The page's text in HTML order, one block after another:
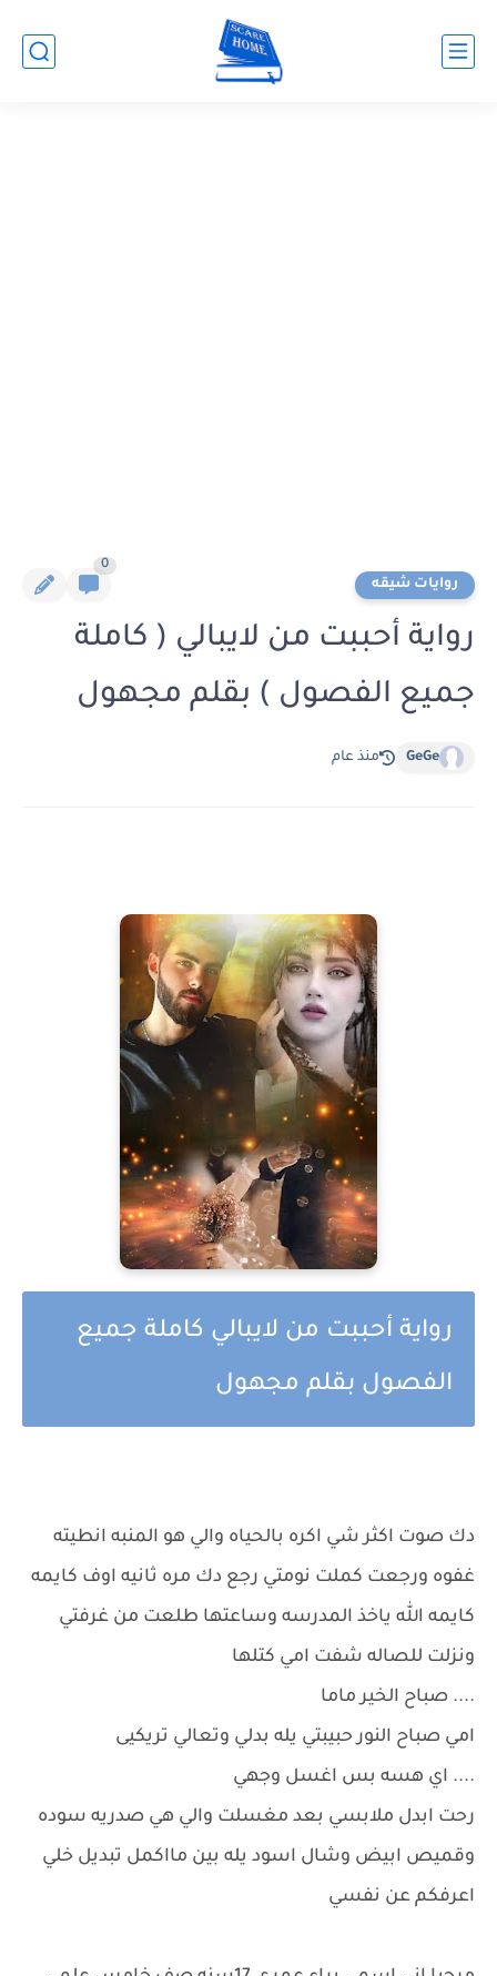
روايات شيقه
0
رواية أحببت من لايبالي ( كاملة
جميع الفصول ) بقلم مجهول
GeGe منذ عام
رواية أحببت من لايبالي كاملة جميع
الفصول بقلم مجهول
دك صوت اكثر شي اكره بالحياه والي هو المنبه انطيته
غفوه ورجعت كملت نومتي رجع دك مره ثانيه اوف كايمه
كايمه الله ياخذ المدرسه وساعتها طلعت من غرفتي
ونزلت للصاله شفت امي كتلها
.... صباح الخير ماما
امي صباح النور حبيبتي يله بدلي وتعالي تريكيى
.... اي هسه بس اغسل وجهي
رحت ابدل ملابسي بعد مغسلت والي هي صدريه سوده
وقميص ابيض وشال اسود يله بين مااكمل تبديل خلي
اعرفكم عن نفسي